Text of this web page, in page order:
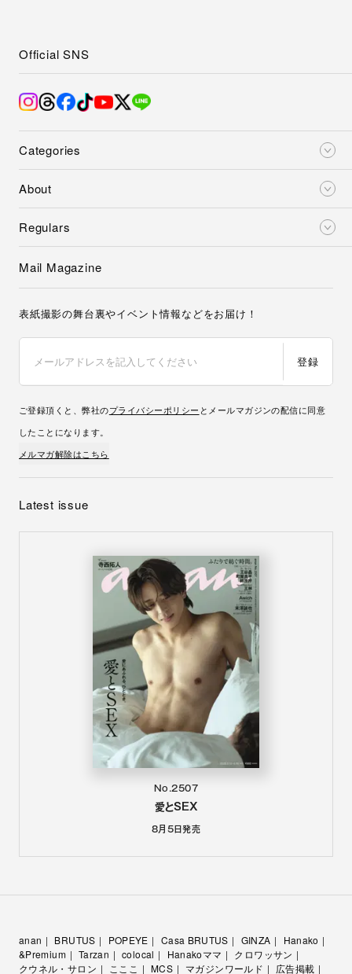
Categories
About
Regulars
Official SNS
Mail Magazine
表紙撮影の舞台裏やイベント情報などをお届け！
登録
ご登録頂くと、弊社のプライバシーポリシー とメールマガジンの配信に同意
したことになります。
メルマガ解除はこちら
Latest issue
No.2507
愛とSEX
8月5日発売
anan BRUTUS POPEYE Casa BRUTUS GINZA
Hanako
&Premium
Tarzan colocal Hanakoママ
クロワッサン
クウネル・サロン
こここ MCS マガジンワールド 広告掲載